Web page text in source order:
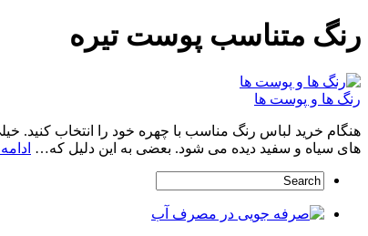
رنگ متناسب پوست تیره
رنگ ها و پوست ها
هنگام خرید لباس رنگ مناسب با چهره خود را انتخاب کنید.
های سیاه و سفید دیده می شود. بعضی به این دلیل که…